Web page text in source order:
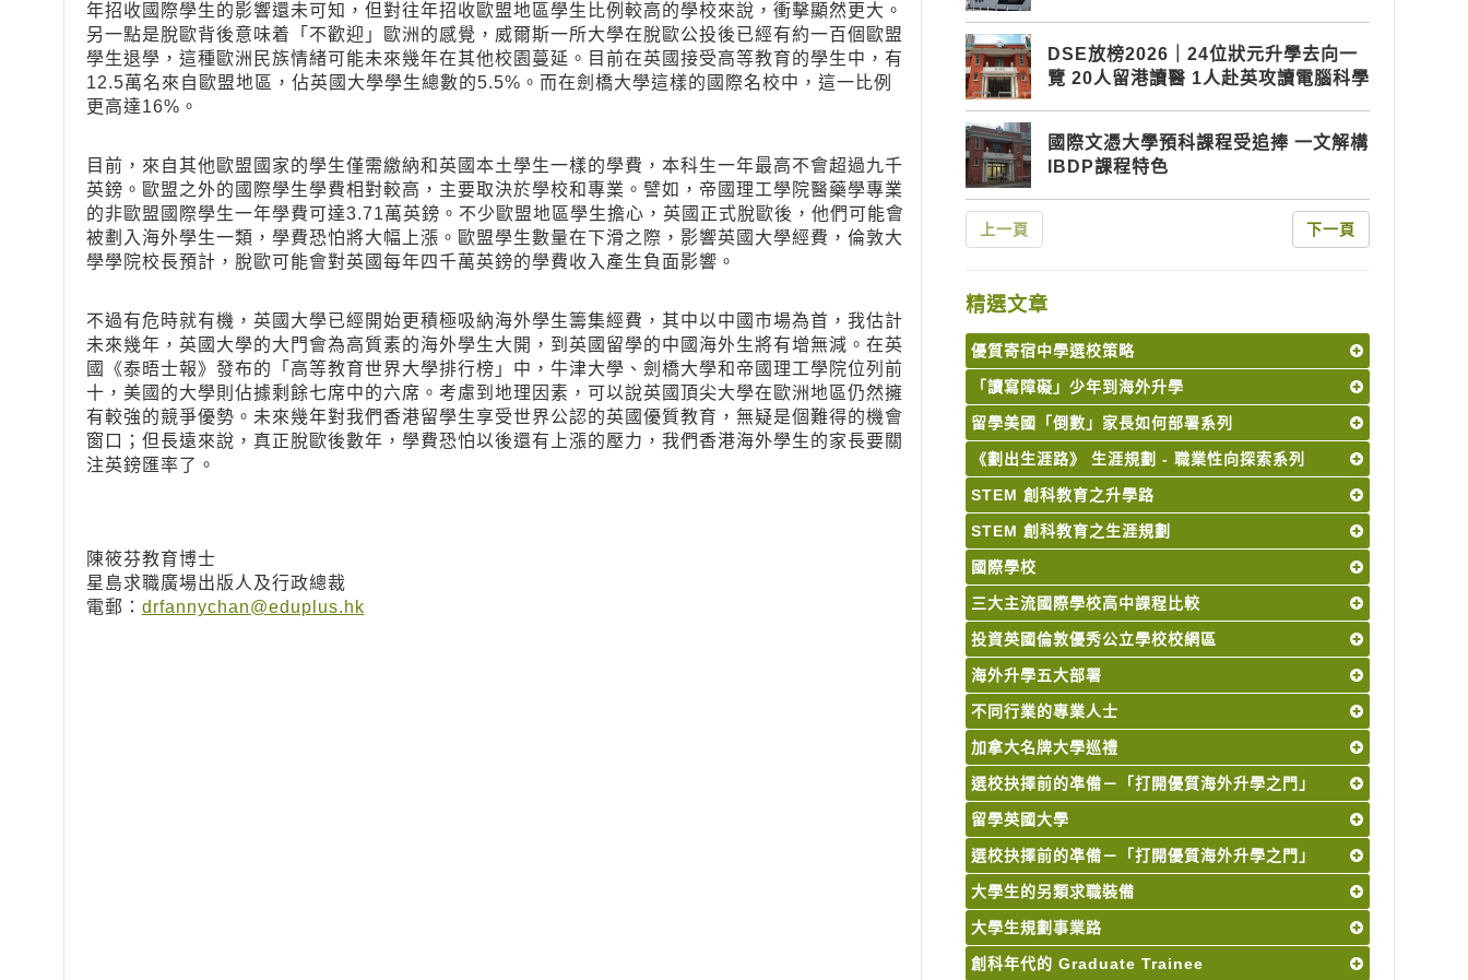
年招收國際學生的影響還未可知，但對往年招收歐盟地區學生比例較高的學校來說，衝擊顯然更大。
另一點是脫歐背後意味着「不歡迎」歐洲的感覺，威爾斯一所大學在脫歐公投後已經有約一百個歐盟
學生退學，這種歐洲民族情緒可能未來幾年在其他校園蔓延。目前在英國接受高等教育的學生中，有
12.5萬名來自歐盟地區，佔英國大學學生總數的5.5%。而在劍橋大學這樣的國際名校中，這一比例
更高達16%。
目前，來自其他歐盟國家的學生僅需繳納和英國本土學生一樣的學費，本科生一年最高不會超過九千
英鎊。歐盟之外的國際學生學費相對較高，主要取決於學校和專業。譬如，帝國理工學院醫藥學專業
的非歐盟國際學生一年學費可達3.71萬英鎊。不少歐盟地區學生擔心，英國正式脫歐後，他們可能會
被劃入海外學生一類，學費恐怕將大幅上漲。歐盟學生數量在下滑之際，影響英國大學經費，倫敦大
學學院校長預計，脫歐可能會對英國每年四千萬英鎊的學費收入產生負面影響。
不過有危時就有機，英國大學已經開始更積極吸納海外學生籌集經費，其中以中國市場為首，我估計
未來幾年，英國大學的大門會為高質素的海外學生大開，到英國留學的中國海外生將有增無減。在英
國《泰晤士報》發布的「高等教育世界大學排行榜」中，牛津大學、劍橋大學和帝國理工學院位列前
十，美國的大學則佔據剩餘七席中的六席。考慮到地理因素，可以說英國頂尖大學在歐洲地區仍然擁
有較強的競爭優勢。未來幾年對我們香港留學生享受世界公認的英國優質教育，無疑是個難得的機會
窗口；但長遠來說，真正脫歐後數年，學費恐怕以後還有上漲的壓力，我們香港海外學生的家長要關
注英鎊匯率了。
陳筱芬教育博士
星島求職廣場出版人及行政總裁
電郵： drfannychan@eduplus.hk
DSE放榜2026｜24位狀元升學去向一
覽 20人留港讀醫 1人赴英攻讀電腦科學
國際文憑大學預科課程受追捧 一文解構
IBDP課程特色
上一頁 下一頁
精選文章
優質寄宿中學選校策略
「讀寫障礙」少年到海外升學
留學美國「倒數」家長如何部署系列
《劃出生涯路》 生涯規劃 - 職業性向探索系列
STEM 創科教育之升學路
STEM 創科教育之生涯規劃
國際學校
三大主流國際學校高中課程比較
投資英國倫敦優秀公立學校校網區
海外升學五大部署
不同行業的專業人士
加拿大名牌大學巡禮
選校抉擇前的凖備－「打開優質海外升學之門」
留學英國大學
選校抉擇前的凖備－「打開優質海外升學之門」
大學生的另類求職裝備
大學生規劃事業路
創科年代的 Graduate Trainee